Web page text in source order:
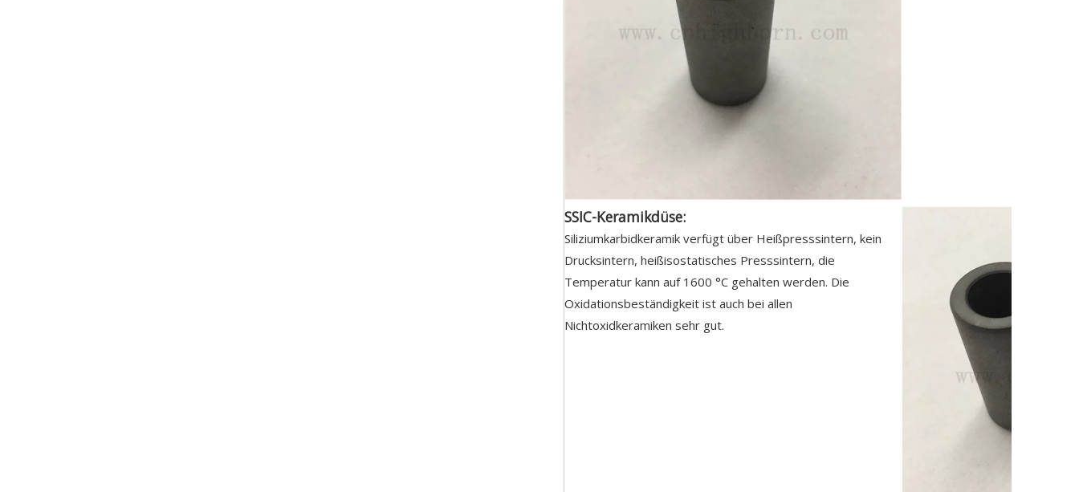
SSIC-Keramikdüse:
Siliziumkarbidkeramik verfügt über Heißpresssintern, kein
Drucksintern, heißisostatisches Presssintern, die
Temperatur kann auf 1600 °C gehalten werden. Die
Oxidationsbeständigkeit ist auch bei allen
Nichtoxidkeramiken sehr gut.